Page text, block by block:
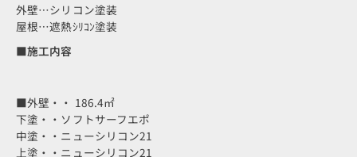
外壁…シリコン塗装
屋根…遮熱ｼﾘｺﾝ塗装
■施工内容
■外壁・・ 186.4㎡
下塗・・ソフトサーフエポ
中塗・・ニューシリコン21
上塗・・ニューシリコン21